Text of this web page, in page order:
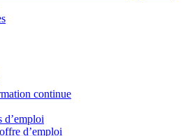
continue
d’emploi
d’emploi